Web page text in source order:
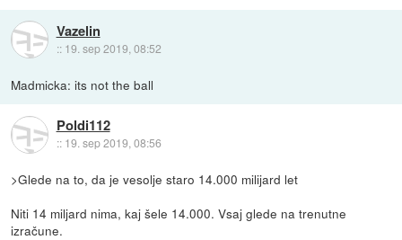
Vazelin
:: 19. sep 2019, 08:52
Madmicka: its not the ball
Poldi112
:: 19. sep 2019, 08:56
>Glede na to, da je vesolje staro 14.000 milijard let
Niti 14 miljard nima, kaj šele 14.000. Vsaj glede na trenutne
izračune.